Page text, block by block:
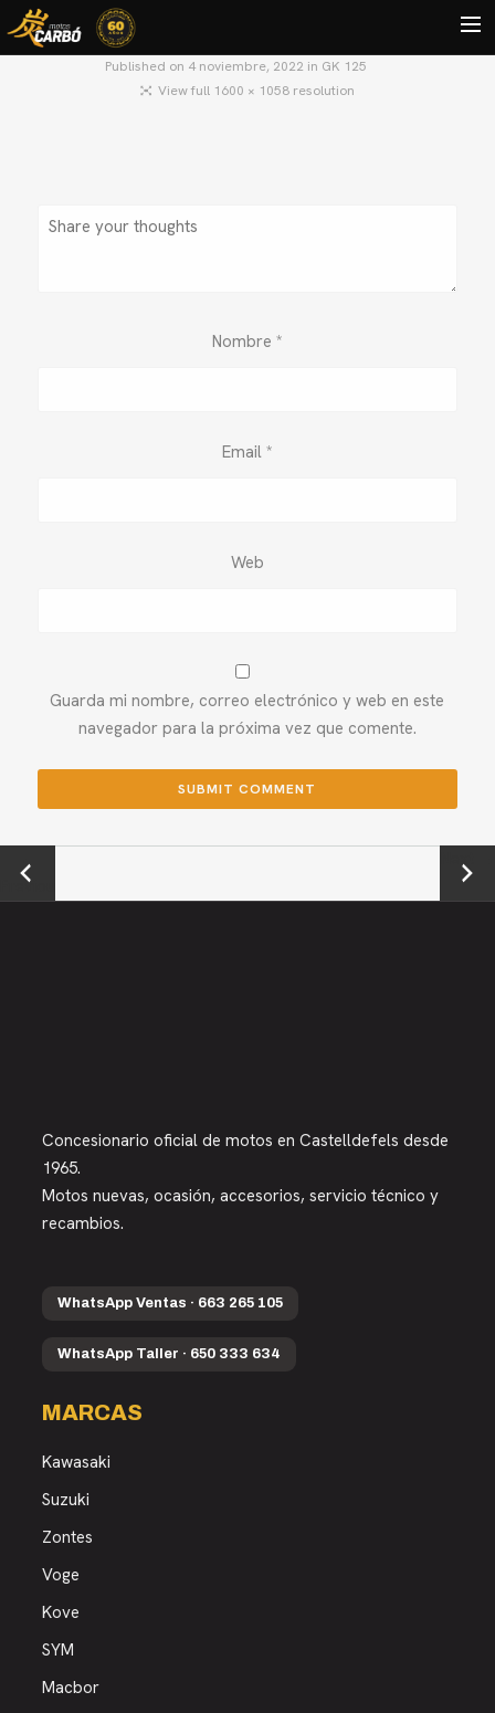
BLOG
Published on 4 noviembre, 2022 in GK 125
View full 1600 × 1058 resolution
Nombre *
Email *
Web
Guarda mi nombre, correo electrónico y web en este
navegador para la próxima vez que comente.
←
Previou
Next →
Concesionario oficial de motos en Castelldefels desde
1965.
Motos nuevas, ocasión, accesorios, servicio técnico y
recambios.
WhatsApp Ventas · 663 265 105
WhatsApp Taller · 650 333 634
MARCAS
Kawasaki
Suzuki
Zontes
Voge
Kove
SYM
Macbor